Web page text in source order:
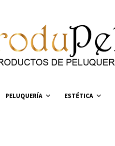
PELUQUERÍA ESTÉTICA